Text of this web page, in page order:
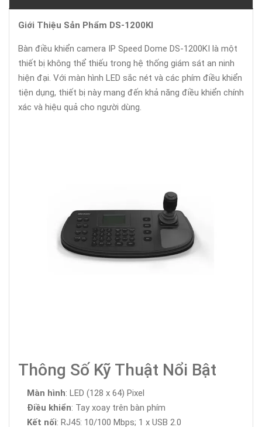
Giới Thiệu Sản Phẩm DS-1200KI
Bàn điều khiển camera IP Speed Dome DS-1200KI là một
thiết bị không thể thiếu trong hệ thống giám sát an ninh
hiện đại. Với màn hình LED sắc nét và các phím điều khiển
tiện dụng, thiết bị này mang đến khả năng điều khiển chính
xác và hiệu quả cho người dùng.
Thông Số Kỹ Thuật Nổi Bật
Màn hình: LED (128 x 64) Pixel
Điều khiển: Tay xoay trên bàn phím
Kết nối: RJ45: 10/100 Mbps; 1 x USB 2.0